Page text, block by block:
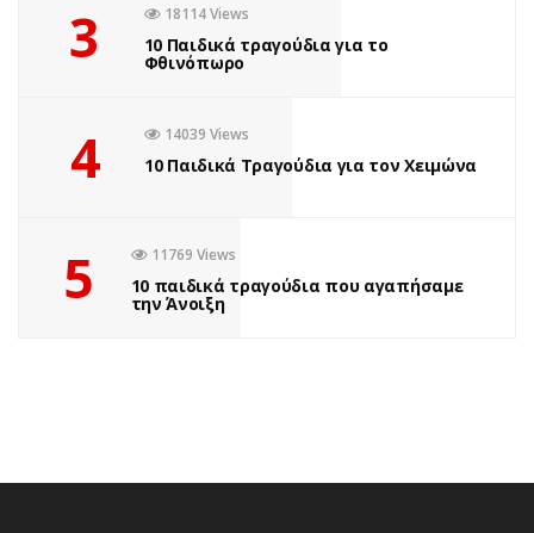
3 18114 Views
10 Παιδικά τραγούδια για το
Φθινόπωρο
4 14039 Views
10 Παιδικά Τραγούδια για τον Χειμώνα
5 11769 Views
10 παιδικά τραγούδια που αγαπήσαμε
την Άνοιξη